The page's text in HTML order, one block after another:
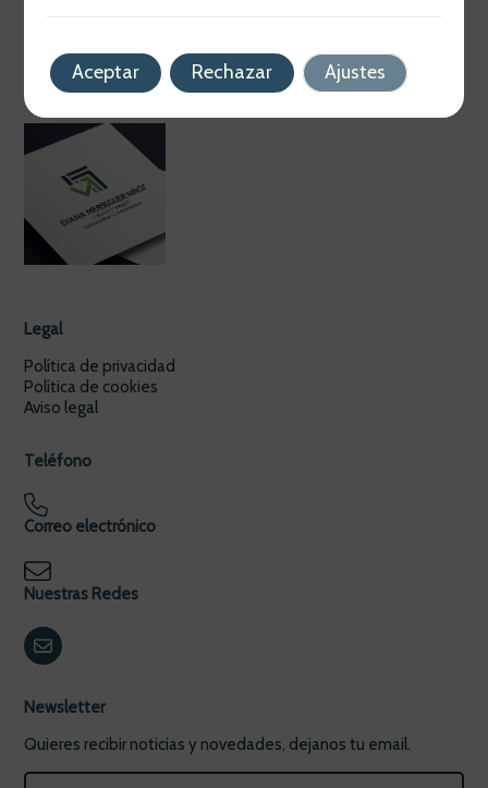
Legal
Política de privacidad
Política de cookies
Aviso legal
Teléfono
Correo electrónico
Nuestras Redes
Newsletter
Quieres recibir noticias y novedades, dejanos tu email.
Aceptar Rechazar Ajustes